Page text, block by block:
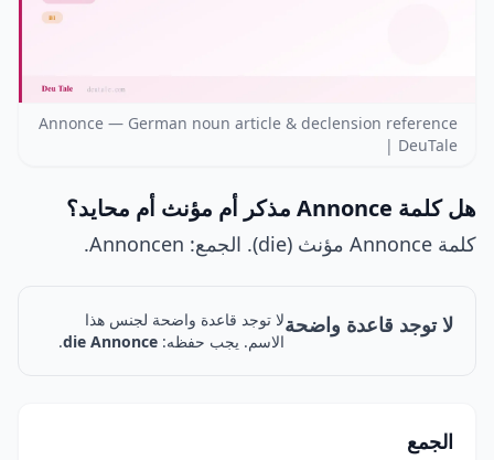
Annonce — German noun article & declension reference
| DeuTale
هل كلمة Annonce مذكر أم مؤنث أم محايد؟
كلمة Annonce مؤنث (die). الجمع: Annoncen.
لا توجد قاعدة واضحةلا توجد قاعدة واضحة لجنس هذا
الاسم. يجب حفظه: die Annonce
.
الجمع